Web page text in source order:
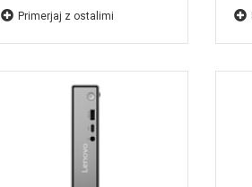
Primerjaj z ostalimi